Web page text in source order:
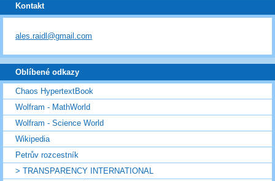
Kontakt
ales.raidl@gmail.com
Oblíbené odkazy
Chaos HypertextBook
Wolfram - MathWorld
Wolfram - Science World
Wikipedia
Petrův rozcestník
> TRANSPARENCY INTERNATIONAL